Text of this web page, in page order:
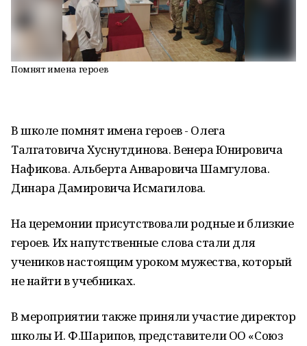
Помнят имена героев
В школе помнят имена героев - Олега
Талгатовича Хуснутдинова. Венера Юнировича
Нафикова. Альберта Анваровича Шамгулова.
Динара Дамировича Исмагилова.
На церемонии присутствовали родные и близкие
героев. Их напутственные слова стали для
учеников настоящим уроком мужества, который
не найти в учебниках.
В мероприятии также приняли участие директор
школы И. Ф.Шарипов, представители ОО «Союз